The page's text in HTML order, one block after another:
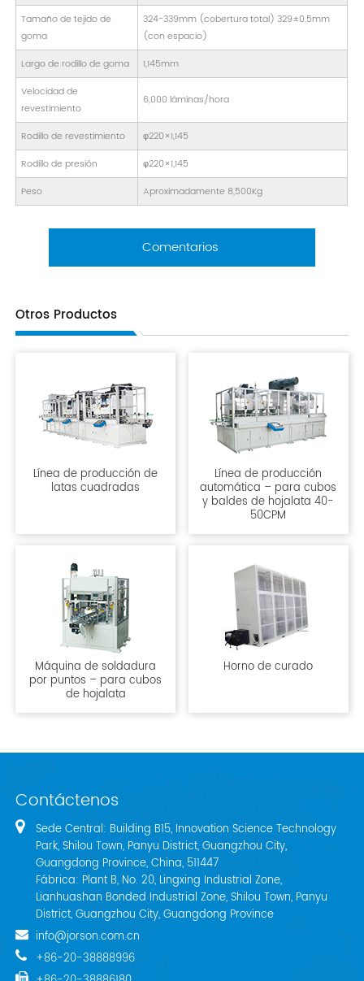
Tamaño de tejido de
goma
324-339mm (cobertura total) 329±0.5mm
(con espacio)
Largo de rodillo de goma
1,145mm
Velocidad de
revestimiento
6,000 láminas/hora
Rodillo de revestimiento
φ220×1,145
Rodillo de presión
φ220×1,145
Peso
Aproximadamente 8,500Kg
Comentarios
Otros Productos
Línea de producción de
latas cuadradas
Línea de producción
automática – para cubos
y baldes de hojalata 40-
50CPM
Máquina de soldadura
por puntos – para cubos
de hojalata
Horno de curado
Contáctenos
Sede Central: Building B15, Innovation Science Technology
Park, Shilou Town, Panyu District, Guangzhou City,
Guangdong Province, China, 511447
Fábrica: Plant B, No. 20, Lingxing Industrial Zone,
Lianhuashan Bonded Industrial Zone, Shilou Town, Panyu
District, Guangzhou City, Guangdong Province
info@jorson.com.cn
+86-20-38888996